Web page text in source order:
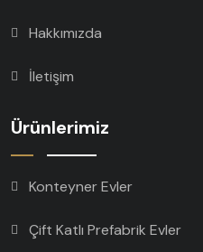
Hakkımızda
İletişim
Ürünlerimiz
Konteyner Evler
Çift Katlı Prefabrik Evler